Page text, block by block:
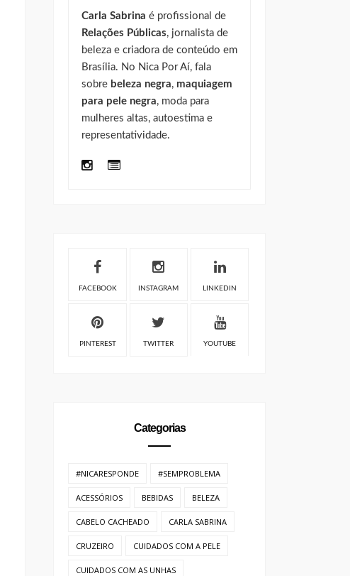
Carla Sabrina é profissional de
Relações Públicas, jornalista de
beleza e criadora de conteúdo em
Brasília. No Nica Por Aí, fala
sobre beleza negra, maquiagem
para pele negra, moda para
mulheres altas, autoestima e
representatividade.
FACEBOOK INSTAGRAM LINKEDIN
PINTEREST TWITTER YOUTUBE
Categorias
#NICARESPONDE #SEMPROBLEMA
ACESSÓRIOS BEBIDAS BELEZA
CABELO CACHEADO CARLA SABRINA
CRUZEIRO CUIDADOS COM A PELE
CUIDADOS COM AS UNHAS